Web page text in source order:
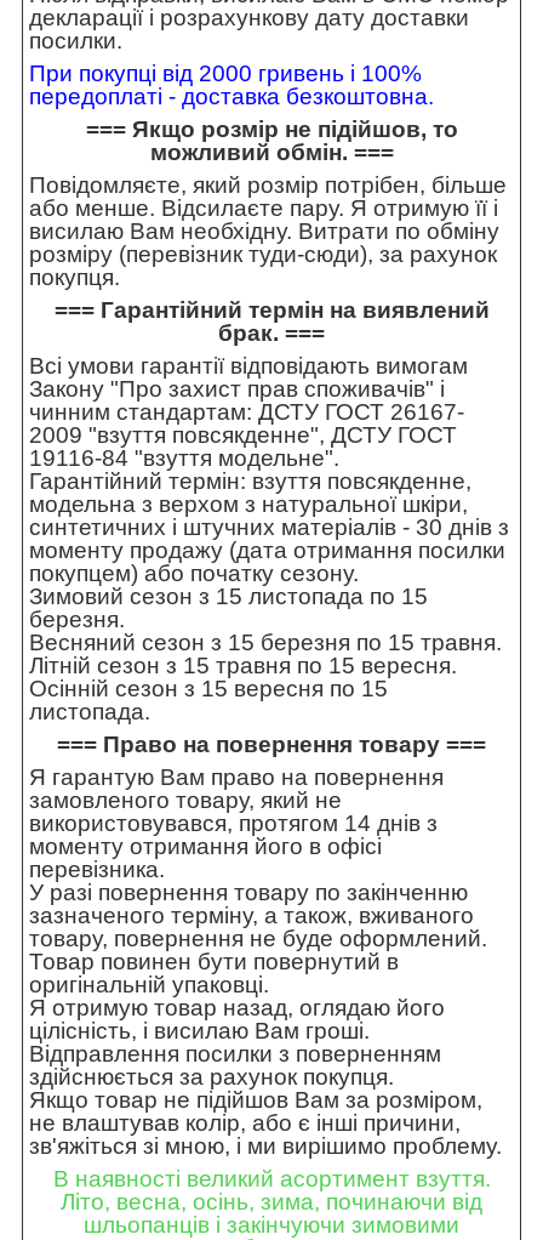
декларації і розрахункову дату доставки
посилки.
При покупці від 2000 гривень і 100%
передоплаті - доставка безкоштовна.
=== Якщо розмір не підійшов, то
можливий обмін. ===
Повідомляєте, який розмір потрібен, більше
або менше. Відсилаєте пару. Я отримую її і
висилаю Вам необхідну. Витрати по обміну
розміру (перевізник туди-сюди), за рахунок
покупця.
=== Гарантійний термін на виявлений
брак. ===
Всі умови гарантії відповідають вимогам
Закону "Про захист прав споживачів" і
чинним стандартам: ДСТУ ГОСТ 26167-
2009 "взуття повсякденне", ДСТУ ГОСТ
19116-84 "взуття модельне".
Гарантійний термін: взуття повсякденне,
модельна з верхом з натуральної шкіри,
синтетичних і штучних матеріалів - 30 днів з
моменту продажу (дата отримання посилки
покупцем) або початку сезону.
Зимовий сезон з 15 листопада по 15
березня.
Весняний сезон з 15 березня по 15 травня.
Літній сезон з 15 травня по 15 вересня.
Осінній сезон з 15 вересня по 15
листопада.
=== Право на повернення товару ===
Я гарантую Вам право на повернення
замовленого товару, який не
використовувався, протягом 14 днів з
моменту отримання його в офісі
перевізника.
У разі повернення товару по закінченню
зазначеного терміну, а також, вживаного
товару, повернення не буде оформлений.
Товар повинен бути повернутий в
оригінальній упаковці.
Я отримую товар назад, оглядаю його
цілісність, і висилаю Вам гроші.
Відправлення посилки з поверненням
здійснюється за рахунок покупця.
Якщо товар не підійшов Вам за розміром,
не влаштував колір, або є інші причини,
зв'яжіться зі мною, і ми вирішимо проблему.
В наявності великий асортимент взуття.
Літо, весна, осінь, зима, починаючи від
шльопанців і закінчуючи зимовими